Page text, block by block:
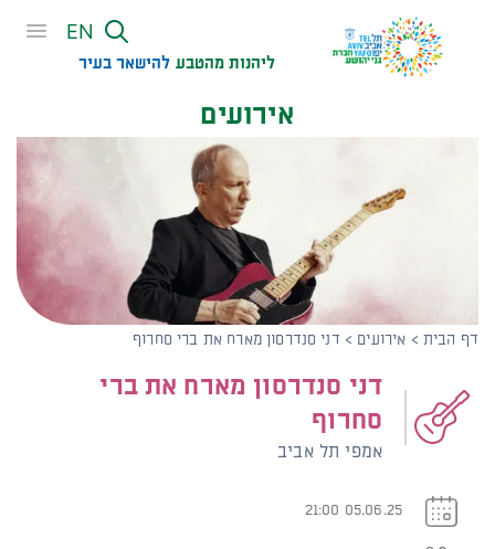
EN
ליהנות מהטבע להישאר בעיר​
אירועים
דף הבית > אירועים > דני סנדרסון מארח את ברי סחרוף
דני סנדרסון מארח את ברי
סחרוף
אמפי תל אביב
05.06.25 21:00